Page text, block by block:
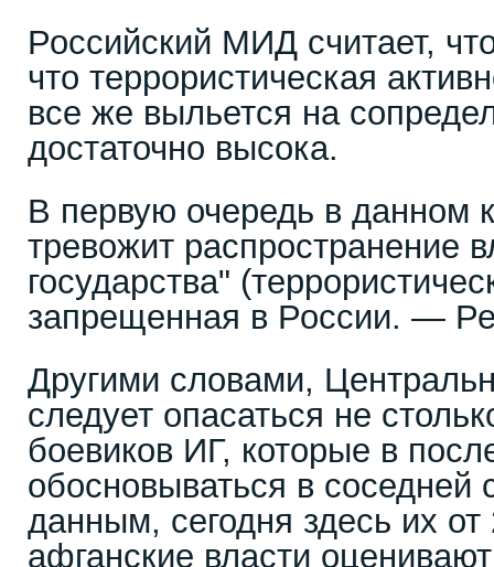
Российский МИД считает,
что террористическая
все же выльется на
достаточно высока.
В первую очередь в данном
тревожит распространение
государства"
запрещенная в России. —
Другими словами,
следует опасаться не
боевиков ИГ, которые в
обосновываться в
данным, сегодня здесь их
афганские власти